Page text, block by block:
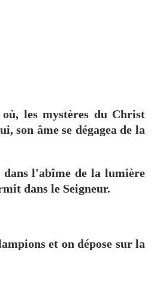
les mystères du Christ
son âme se dégagea de la
dans l'abîme de la lumière
dans le Seigneur.
et on dépose sur la